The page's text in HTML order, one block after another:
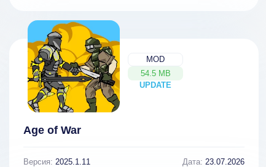
MOD
54.5 MB
UPDATE
NEW
Age of War
Версия: 2025.1.11 Дата: 23.07.2026